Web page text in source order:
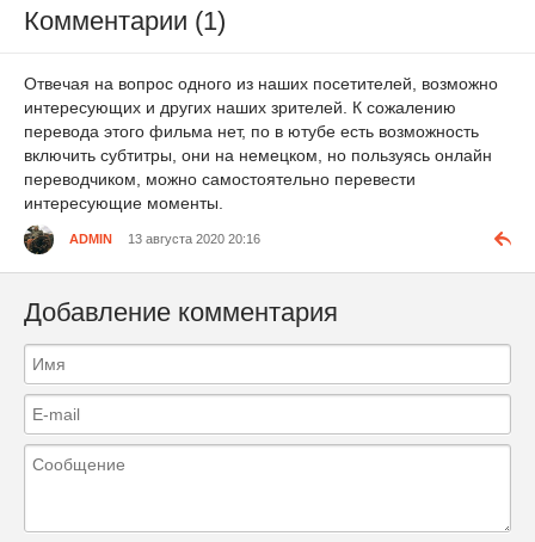
Комментарии (1)
Отвечая на вопрос одного из наших посетителей, возможно
интересующих и других наших зрителей. К сожалению
перевода этого фильма нет, по в ютубе есть возможность
включить субтитры, они на немецком, но пользуясь онлайн
переводчиком, можно самостоятельно перевести
интересующие моменты.
ADMIN 13 августа 2020 20:16
Добавление комментария